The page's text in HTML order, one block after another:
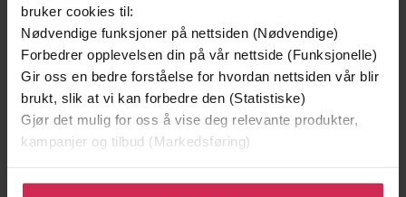
bruker cookies til:
Nødvendige funksjoner på nettsiden (Nødvendige)
Forbedrer opplevelsen din på vår nettside (Funksjonelle)
Gir oss en bedre forståelse for hvordan nettsiden vår blir
brukt, slik at vi kan forbedre den (Statistiske)
Gjør det mulig for oss å vise deg relevante produkter,
kampanjer og tilbud (Markedsføring)
Klikk på «Godta alle» for å gi oss ditt samtykke til å